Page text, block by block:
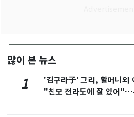
많이 본 뉴스
1
'김구라子' 그리, 할머니외
"친모 전라도에 잘 있어"…